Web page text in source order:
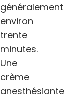
généralement
environ
trente
minutes.
Une
crème
anesthésiante